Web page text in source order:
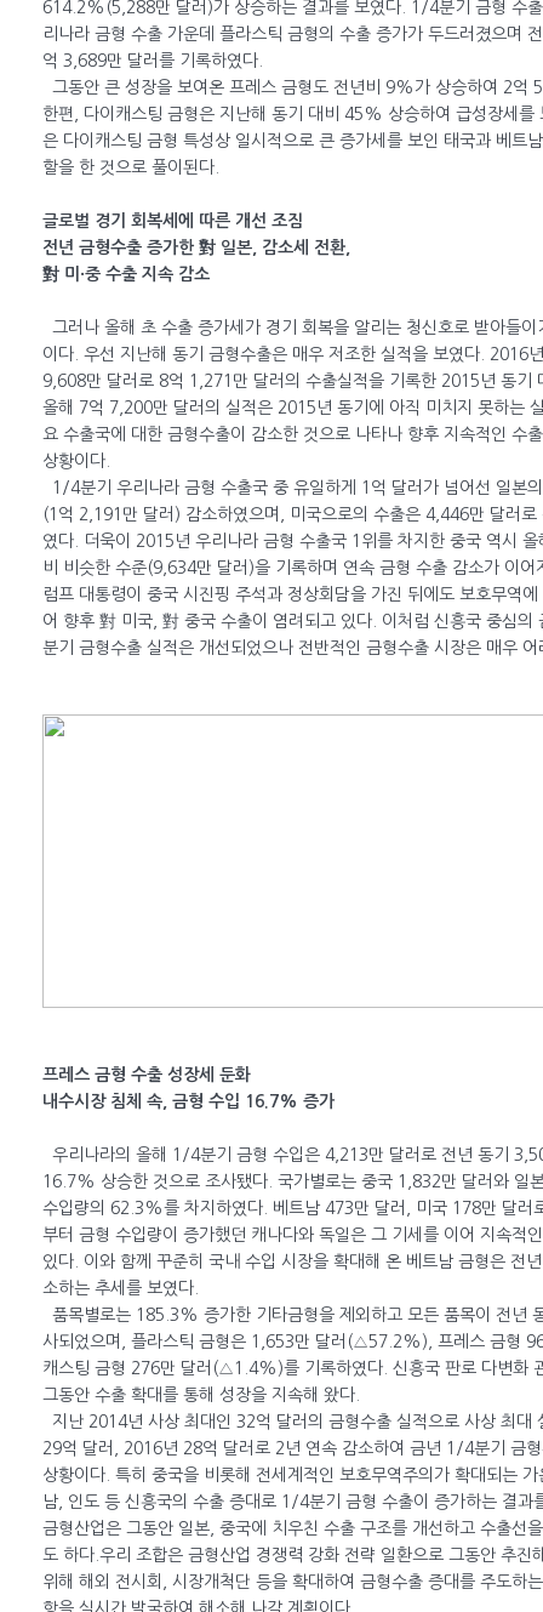
614.2%(5,288만 달러)가 상승하는 결과를 보였다. 1/4분기 금형 수
리나라 금형 수출 가운데 플라스틱 금형의 수출 증가가 두드러졌으며
억 3,689만 달러를 기록하였다.
그동안 큰 성장을 보여온 프레스 금형도 전년비 9%가 상승하여 2억
한편, 다이캐스팅 금형은 지난해 동기 대비 45% 상승하여 급성장세를
은 다이캐스팅 금형 특성상 일시적으로 큰 증가세를 보인 태국과 베트
할을 한 것으로 풀이된다.
글로벌 경기 회복세에 따른 개선 조짐
전년 금형수출 증가한 對 일본, 감소세 전환,
對 미·중 수출 지속 감소
그러나 올해 초 수출 증가세가 경기 회복을 알리는 청신호로 받아들
이다. 우선 지난해 동기 금형수출은 매우 저조한 실적을 보였다. 2016
9,608만 달러로 8억 1,271만 달러의 수출실적을 기록한 2015년 동기
올해 7억 7,200만 달러의 실적은 2015년 동기에 아직 미치지 못하는
요 수출국에 대한 금형수출이 감소한 것으로 나타나 향후 지속적인 수
상황이다.
1/4분기 우리나라 금형 수출국 중 유일하게 1억 달러가 넘어선 일본
(1억 2,191만 달러) 감소하였으며, 미국으로의 수출은 4,446만 달러
였다. 더욱이 2015년 우리나라 금형 수출국 1위를 차지한 중국 역시
비 비슷한 수준(9,634만 달러)을 기록하며 연속 금형 수출 감소가 이어
럼프 대통령이 중국 시진핑 주석과 정상회담을 가진 뒤에도 보호무역
어 향후 對 미국, 對 중국 수출이 염려되고 있다. 이처럼 신흥국 중심
분기 금형수출 실적은 개선되었으나 전반적인 금형수출 시장은 매우
프레스 금형 수출 성장세 둔화
내수시장 침체 속, 금형 수입 16.7% 증가
우리나라의 올해 1/4분기 금형 수입은 4,213만 달러로 전년 동기
16.7% 상승한 것으로 조사됐다. 국가별로는 중국 1,832만 달러와 일
수입량의 62.3%를 차지하였다. 베트남 473만 달러, 미국 178만 달러
부터 금형 수입량이 증가했던 캐나다와 독일은 그 기세를 이어 지속적
있다. 이와 함께 꾸준히 국내 수입 시장을 확대해 온 베트남 금형은 전
소하는 추세를 보였다.
품목별로는 185.3% 증가한 기타금형을 제외하고 모든 품목이 전년
사되었으며, 플라스틱 금형은 1,653만 달러(△57.2%), 프레스 금형
캐스팅 금형 276만 달러(△1.4%)를 기록하였다. 신흥국 판로 다변화
그동안 수출 확대를 통해 성장을 지속해 왔다.
지난 2014년 사상 최대인 32억 달러의 금형수출 실적으로 사상 최대
29억 달러, 2016년 28억 달러로 2년 연속 감소하여 금년 1/4분기 금
상황이다. 특히 중국을 비롯해 전세계적인 보호무역주의가 확대되는
남, 인도 등 신흥국의 수출 증대로 1/4분기 금형 수출이 증가하는 결과
금형산업은 그동안 일본, 중국에 치우친 수출 구조를 개선하고 수출선
도 하다.우리 조합은 금형산업 경쟁력 강화 전략 일환으로 그동안 추진
위해 해외 전시회, 시장개척단 등을 확대하여 금형수출 증대를 주도하
항을 실시간 발굴하여 해소해 나갈 계획이다.